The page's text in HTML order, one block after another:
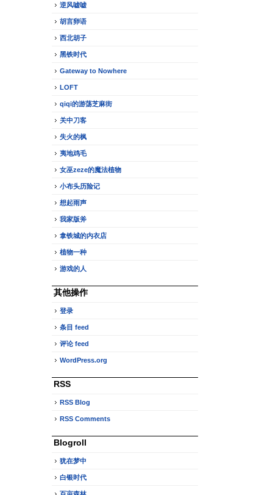
逆风嘘嘘
胡言卵语
西北胡子
黑铁时代
Gateway to Nowhere
LOFT
qiqi的游荡芝麻街
关中刀客
失火的枫
夷地鸡毛
女巫zeze的魔法植物
小布头历险记
想起雨声
我家版斧
拿铁城的内衣店
植物一种
游戏的人
其他操作
登录
条目 feed
评论 feed
WordPress.org
RSS
RSS Blog
RSS Comments
Blogroll
犹在梦中
白银时代